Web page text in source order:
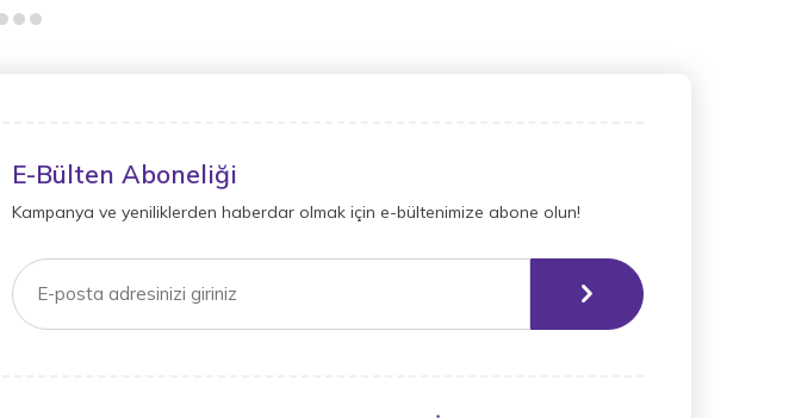
E-Bülten Aboneliği
Kampanya ve yeniliklerden haberdar olmak için e-bültenimize abone olun!